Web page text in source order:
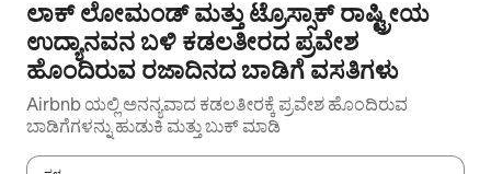
ಲಾಕ್ ಲೋಮಂಡ್ ಮತ್ತು ಟ್ರೊಸ್ಸಾಕ್ ರಾಷ್ಟ್ರೀಯ
ಉದ್ಯಾನವನ ಬಳಿ ಕಡಲತೀರದ ಪ್ರವೇಶ
ಹೊಂದಿರುವ ರಜಾದಿನದ ಬಾಡಿಗೆ ವಸತಿಗಳು
Airbnb ಯಲ್ಲಿ ಅನನ್ಯವಾದ ಕಡಲತೀರಕ್ಕೆ ಪ್ರವೇಶ ಹೊಂದಿರುವ
ಬಾಡಿಗೆಗಳನ್ನು ಹುಡುಕಿ ಮತ್ತು ಬುಕ್ ಮಾಡಿ